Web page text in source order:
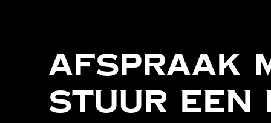
Afspraak
Stuur een